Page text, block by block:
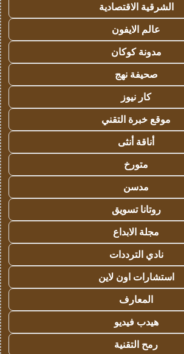
الشرقية الاقتصادية
عالم الايفون
مدونة كوكان
صحيفة نهج
كار نيوز
موقع خبرة التقني
أناقة أنثى
متورخ
مدسن
روتانا تسويق
مجلة الابداع
نادي الترددات
استشارات اون لاين
المعارف
هيدب فيديو
رمح التقنية